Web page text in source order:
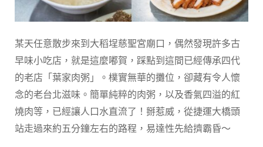
某天任意散步來到大稻埕慈聖宮廟口，偶然發現許多古
早味小吃店，就是這麼嘟賀，踩點到這間已經傳承四代
的老店「葉家肉粥」。樸實無華的攤位，卻藏有令人懷
念的老台北滋味。簡單純粹的肉粥，以及香氣四溢的紅
燒肉等，已經讓人口水直流了！掰惹威，從捷運大橋頭
站走過來約五分鐘左右的路程，易達性先給擠霸昏～